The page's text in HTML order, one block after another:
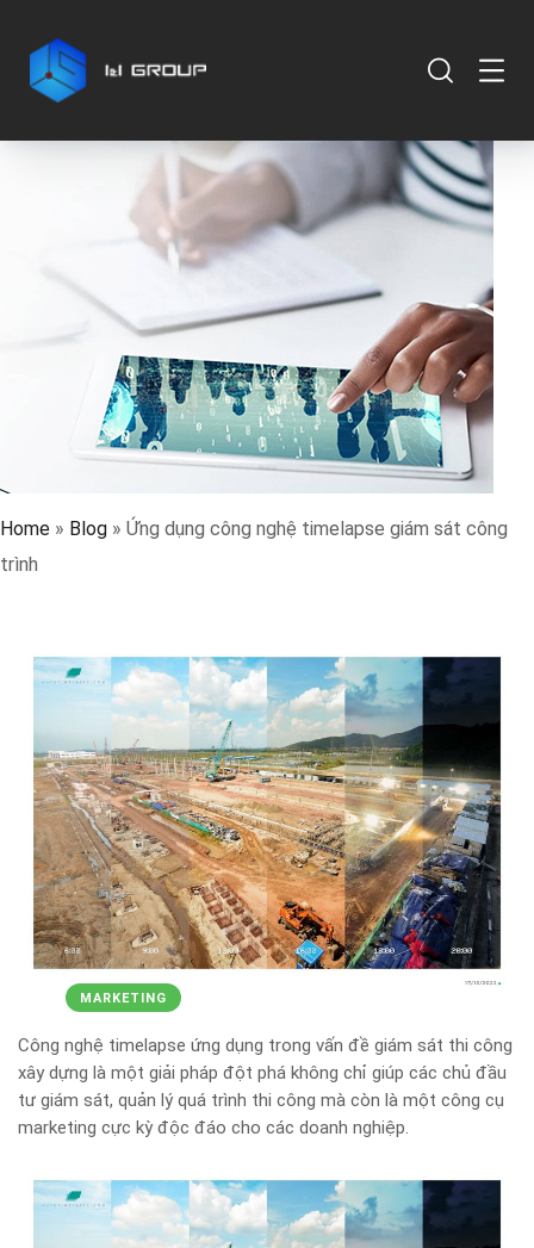
Home » Blog » Ứng dụng công nghệ timelapse giám sát công
trình
MARKETING
Công nghệ timelapse ứng dụng trong vấn đề giám sát thi công
xây dựng là một giải pháp đột phá không chỉ giúp các chủ đầu
tư giám sát, quản lý quá trình thi công mà còn là một công cụ
marketing cực kỳ độc đáo cho các doanh nghiệp.